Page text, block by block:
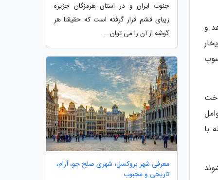
و
با
جنوب ایران و در استان هرمزگان جزیره
زیبای قشم قرار گرفته است که حقیقتا هر
گوشه از آن را می توان...
معرفی شهر بروکسل؛ شهری صلح جو، آرام،
تاریخی و محبوب